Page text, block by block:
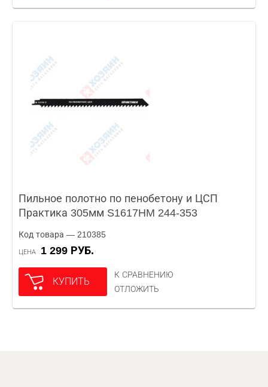
Пильное полотно по пенобетону и ЦСП
Практика 305мм S1617HM 244-353
Код товара — 210385
ЦЕНА 1 299 РУБ.
КУПИТЬ
К СРАВНЕНИЮ
ОТЛОЖИТЬ